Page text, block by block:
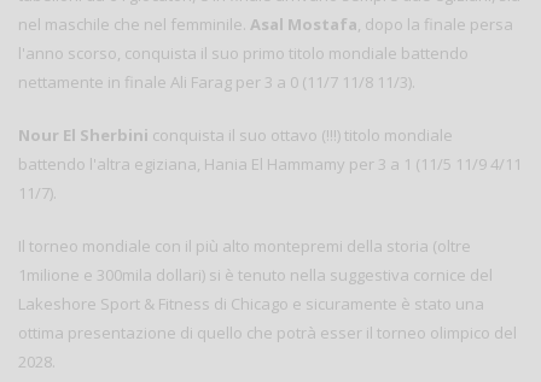
nel maschile che nel femminile. Asal Mostafa, dopo la finale persa
l'anno scorso, conquista il suo primo titolo mondiale battendo
nettamente in finale Ali Farag per 3 a 0 (11/7 11/8 11/3).
Nour El Sherbini conquista il suo ottavo (!!!) titolo mondiale
battendo l'altra egiziana, Hania El Hammamy per 3 a 1 (11/5 11/9 4/11
11/7).
Il torneo mondiale con il più alto montepremi della storia (oltre
1milione e 300mila dollari) si è tenuto nella suggestiva cornice del
Lakeshore Sport & Fitness di Chicago e sicuramente è stato una
ottima presentazione di quello che potrà esser il torneo olimpico del
2028.